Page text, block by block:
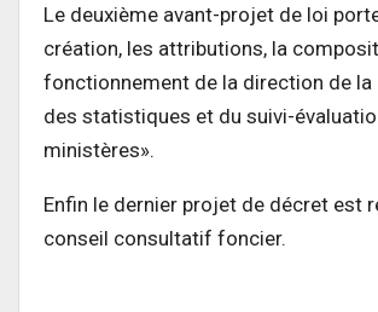
Le deuxième avant-projet de loi
création, les attributions, la
fonctionnement de la direction de la
des statistiques et du suivi-
ministères».
Enfin le dernier projet de décret est
conseil consultatif foncier.